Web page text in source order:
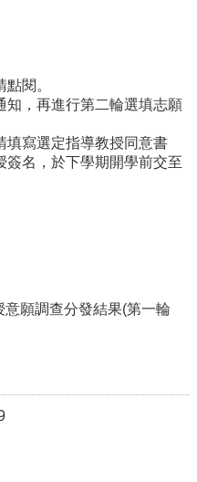
閱。
知，再進行第二輪選填志願
填寫選定指導教授同意書
簽名，於下學期開學前交至
願調查分發結果(第一輪